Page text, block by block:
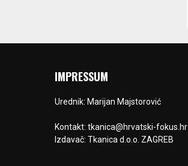
IMPRESSUM
Urednik: Marijan Majstorović
Kontakt: tkanica@hrvatski-fokus.hr
Izdavač: Tkanica d.o.o. ZAGREB